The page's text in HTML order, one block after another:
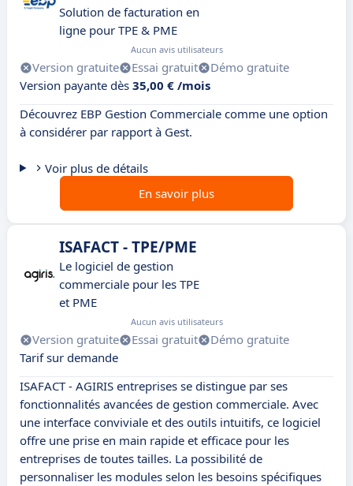
Solution de facturation en
ligne pour TPE & PME
Aucun avis utilisateurs
Version gratuite Essai gratuit
Démo gratuite
Version payante dès 35,00 € /mois
Découvrez EBP Gestion Commerciale comme une option
à considérer par rapport à Gest.
Voir plus de détails
En savoir plus
ISAFACT - TPE/PME
Le logiciel de gestion
commerciale pour les TPE
et PME
Aucun avis utilisateurs
Version gratuite Essai gratuit
Démo gratuite
Tarif sur demande
ISAFACT - AGIRIS entreprises se distingue par ses
fonctionnalités avancées de gestion commerciale. Avec
une interface conviviale et des outils intuitifs, ce logiciel
offre une prise en main rapide et efficace pour les
entreprises de toutes tailles. La possibilité de
personnaliser les modules selon les besoins spécifiques